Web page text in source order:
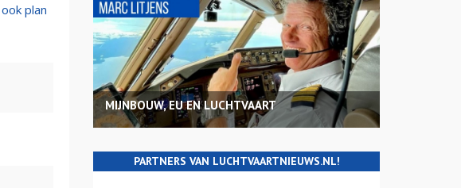
plan
MIJNBOUW, EU EN LUCHTVAART
PARTNERS VAN LUCHTVAARTNIEUWS.NL!